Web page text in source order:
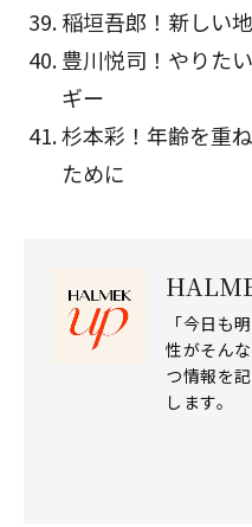
稲垣吾郎！新しい
豊川悦司！やりた
ギー
杉本彩！年齢を重
ために
「今日も
性がそん
つ情報を
します。